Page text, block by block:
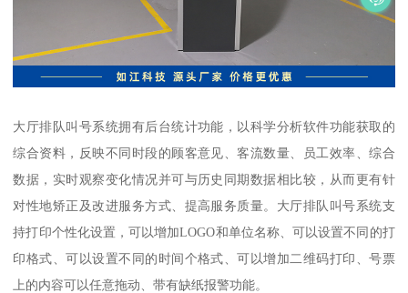
大厅排队叫号系统拥有后台统计功能，以科学分析软件功能获取的
综合资料，反映不同时段的顾客意见、客流数量、员工效率、综合
数据，实时观察变化情况并可与历史同期数据相比较，从而更有针
对性地矫正及改进服务方式、提高服务质量。大厅排队叫号系统支
持打印个性化设置，可以增加LOGO和单位名称、可以设置不同的打
印格式、可以设置不同的时间个格式、可以增加二维码打印、号票
上的内容可以任意拖动、带有缺纸报警功能。